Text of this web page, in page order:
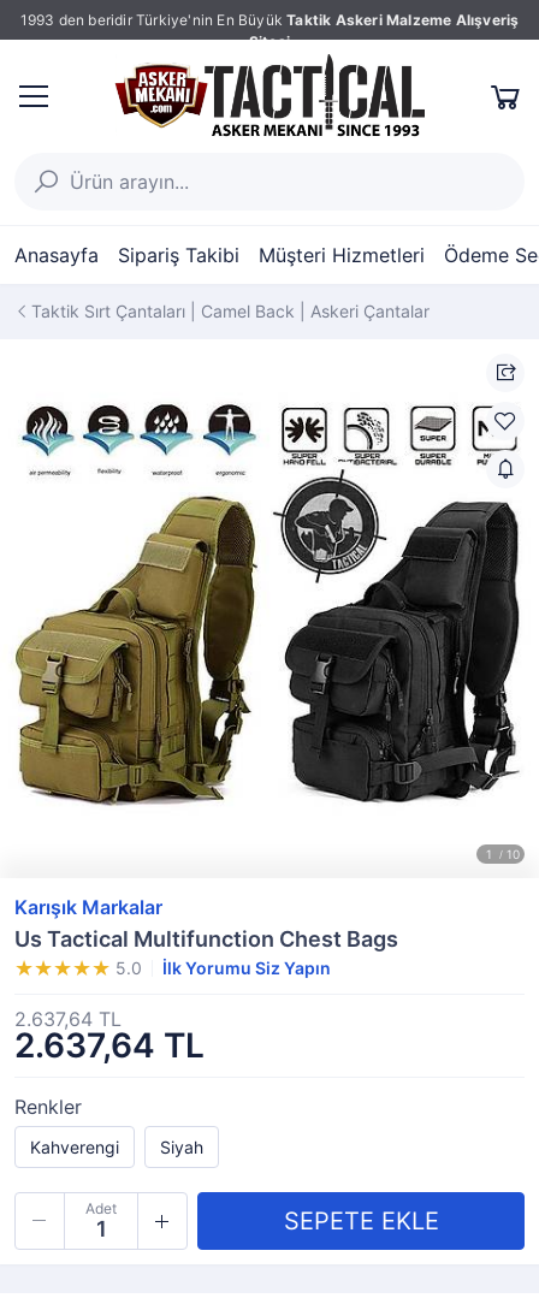
1993 den beridir Türkiye'nin En Büyük Taktik Askeri Malzeme Alışveriş
Sitesi
Anasayfa Sipariş Takibi Müşteri Hizmetleri Ödeme
Taktik Sırt Çantaları | Camel Back | Askeri Çantalar
Karışık Markalar
Us Tactical Multifunction Chest Bags
5.0 İlk Yorumu Siz Yapın
2.637,64 TL
2.637,64 TL
Renkler
Kahverengi Siyah
Adet